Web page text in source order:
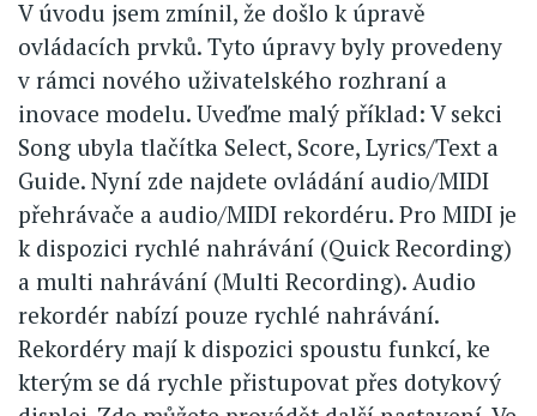
V úvodu jsem zmínil, že došlo k úpravě
ovládacích prvků. Tyto úpravy byly provedeny
v rámci nového uživatelského rozhraní a
inovace modelu. Uveďme malý příklad: V sekci
Song ubyla tlačítka Select, Score, Lyrics/Text a
Guide. Nyní zde najdete ovládání audio/MIDI
přehrávače a audio/MIDI rekordéru. Pro MIDI je
k dispozici rychlé nahrávání (Quick Recording)
a multi nahrávání (Multi Recording). Audio
rekordér nabízí pouze rychlé nahrávání.
Rekordéry mají k dispozici spoustu funkcí, ke
kterým se dá rychle přistupovat přes dotykový